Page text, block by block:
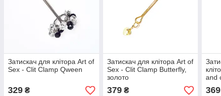
Затискач для клітора Art of
Sex - Clit Clamp Qween
329 ₴
Затискач для клітора Art of
Sex - Clit Clamp Butterfly,
золото
379₴
and
369